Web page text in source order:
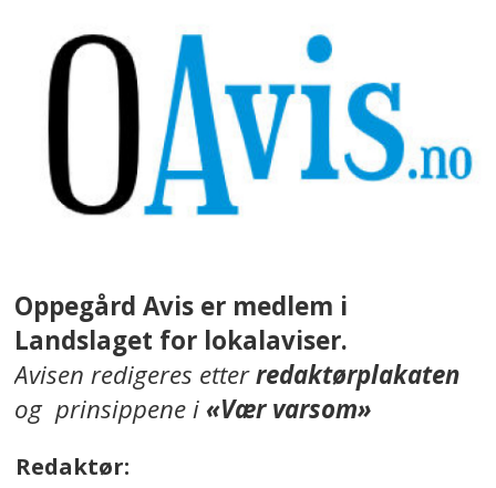
Oppegård Avis er medlem i
Landslaget for lokalaviser.
Avisen redigeres etterredaktørplakaten
og prinsippene i«Vær varsom»
Redaktør: